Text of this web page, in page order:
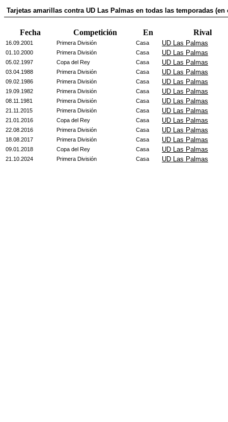
Tarjetas amarillas contra UD Las Palmas en todas las temporadas (en
Fecha Competición En Rival
16.09.2001 Primera División Casa UD Las Palmas
01.10.2000 Primera División Casa UD Las Palmas
05.02.1997 Copa del Rey Casa UD Las Palmas
03.04.1988 Primera División Casa UD Las Palmas
09.02.1986 Primera División Casa UD Las Palmas
19.09.1982 Primera División Casa UD Las Palmas
08.11.1981 Primera División Casa UD Las Palmas
21.11.2015 Primera División Casa UD Las Palmas
21.01.2016 Copa del Rey Casa UD Las Palmas
22.08.2016 Primera División Casa UD Las Palmas
18.08.2017 Primera División Casa UD Las Palmas
09.01.2018 Copa del Rey Casa UD Las Palmas
21.10.2024 Primera División Casa UD Las Palmas